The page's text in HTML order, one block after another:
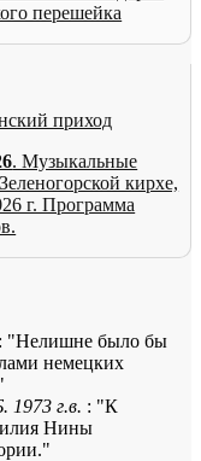
перешейка
приход
. Музыкальные
кирхе,
г. Программа
: "Нелишне было бы
немецких
1973 г.в. : "К
Нины